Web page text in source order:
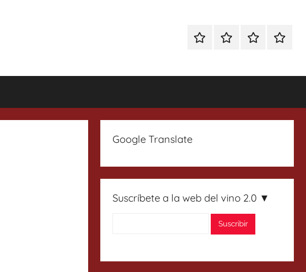
EspecialEnoturismoRanking
Google Translate
Suscríbete a la web del vino 2.0 ▼